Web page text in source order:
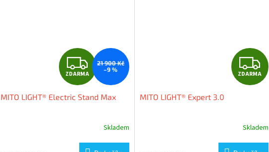
Z
D
A
M
ZDARMA
21 900 Kč
–9 %
MITO LIGHT® Electric Stand Max
Skladem
Z
D
R
M
ZDARMA
MITO LIGHT® Expert 3.0
Skladem